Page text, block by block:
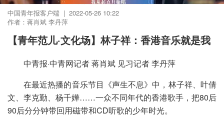
中国青年报客户端 | 2022-05-26 10:22
作者：蒋肖斌 李丹萍
【青年范儿·文化场】林子祥：香港音乐就是我
中青报·中青网记者 蒋肖斌 见习记者 李丹萍
在最近热播的音乐节目《声生不息》中，林子祥、叶倩
文、李克勤、杨千嬅……一众不同年代的香港歌手，把80后
90后分分钟带回用磁带和CD听歌的少年时光。